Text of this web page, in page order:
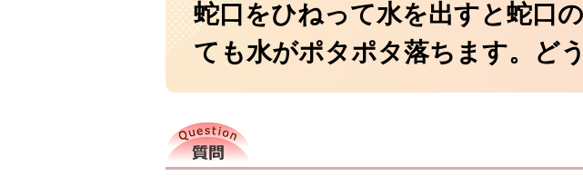
蛇口をひねって水を出すと蛇口
ても水がポタポタ落ちます。ど
質問